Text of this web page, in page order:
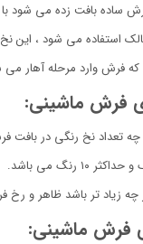
ساده بافت زده می شود
استفاده می شود ، این
که فرش وارد مرحله آهار
فرش ماشینی:
تعداد نخ رنگی در بافت
زیاد تر باشد ظاهر و رخ
فرش ماشینی: